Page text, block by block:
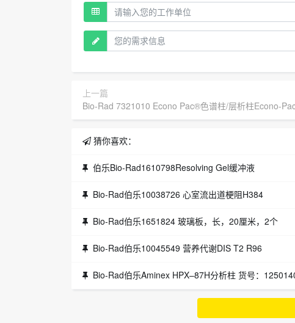
上一篇
Bio-Rad 7321010 Econo Pac®色谱柱/层析柱Econo-
猜你喜欢：
伯乐Bio-Rad1610798Resolving Gel缓冲液
Bio-Rad伯乐10038726 心室流出道梗阻H384
Bio-Rad伯乐1651824 玻璃板，长，20厘米，2个
Bio-Rad伯乐10045549 营养代谢DIS T2 R96
Bio-Rad伯乐Aminex HPX–87H分析柱 货号：